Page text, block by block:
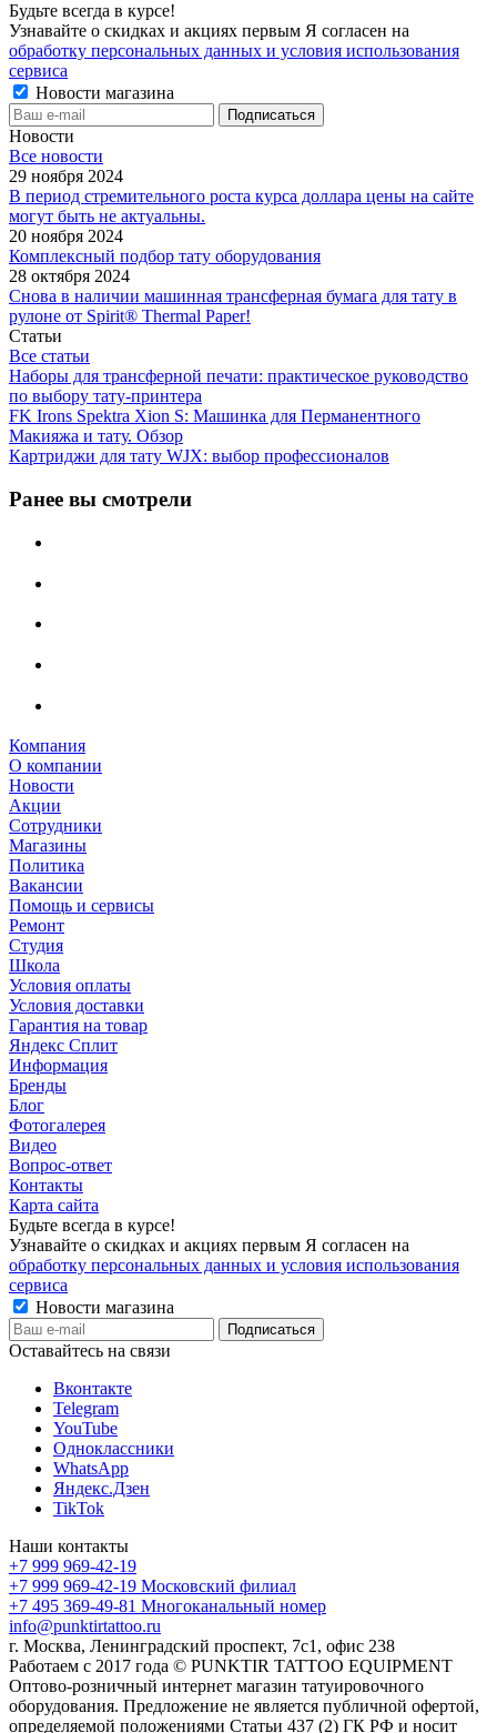
Будьте всегда в курсе!
Узнавайте о скидках и акциях первым Я согласен на
обработку персональных данных и условия использования
сервиса
Новости магазина
Новости
Все новости
29 ноября 2024
В период стремительного роста курса доллара цены на сайте
могут быть не актуальны.
20 ноября 2024
Комплексный подбор тату оборудования
28 октября 2024
Снова в наличии машинная трансферная бумага для тату в
рулоне от Spirit® Thermal Paper!
Статьи
Все статьи
Наборы для трансферной печати: практическое руководство
по выбору тату‑принтера
FK Irons Spektra Xion S: Машинка для Перманентного
Макияжа и тату. Обзор
Картриджи для тату WJX: выбор профессионалов
Ранее вы смотрели
Компания
О компании
Новости
Акции
Сотрудники
Магазины
Политика
Вакансии
Помощь и сервисы
Ремонт
Студия
Школа
Условия оплаты
Условия доставки
Гарантия на товар
Яндекс Сплит
Информация
Бренды
Блог
Фотогалерея
Видео
Вопрос-ответ
Контакты
Карта сайта
Будьте всегда в курсе!
Узнавайте о скидках и акциях первым Я согласен на
обработку персональных данных и условия использования
сервиса
Новости магазина
Оставайтесь на связи
Вконтакте
Telegram
YouTube
Одноклассники
WhatsApp
Яндекс.Дзен
TikTok
Наши контакты
+7 999 969-42-19
+7 999 969-42-19 Московский филиал
+7 495 369-49-81 Многоканальный номер
info@punktirtattoo.ru
г. Москва, Ленинградский проспект, 7с1, офис 238
Работаем с 2017 года © PUNKTIR TATTOO EQUIPMENT
Оптово-розничный интернет магазин татуировочного
оборудования. Предложение не является публичной офертой,
определяемой положениями Статьи 437 (2) ГК РФ и носит